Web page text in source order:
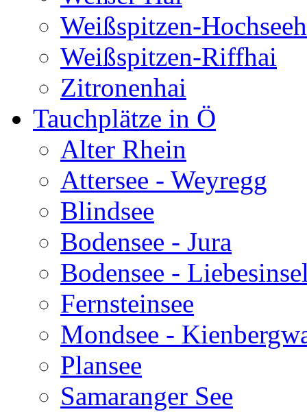
Weißspitzen-
Weißspitzen-Riffhai
Zitronenhai
Tauchplätze in Ö
Alter Rhein
Attersee - Weyregg
Blindsee
Bodensee - Jura
Bodensee -
Fernsteinsee
Mondsee -
Plansee
Samaranger See